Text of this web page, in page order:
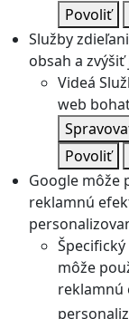
Povoliť
Služby
obsah a
Videá
web
Povoliť
Google môže
reklamnú
môže
reklamnú